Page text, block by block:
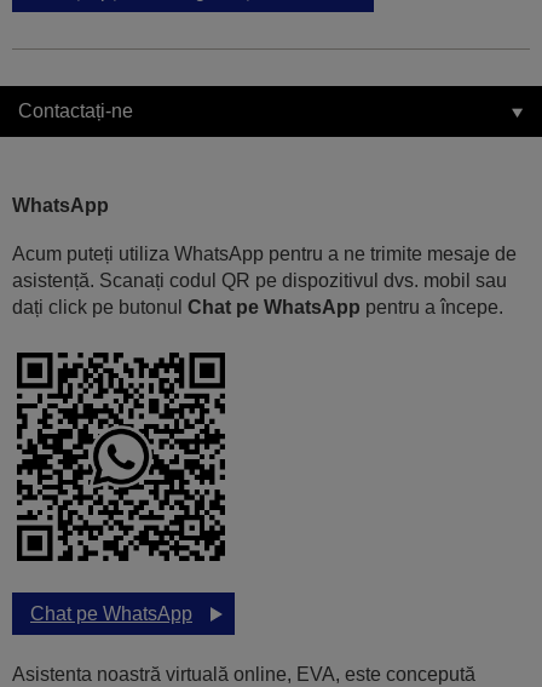
Contactați-ne
WhatsApp
Acum puteți utiliza WhatsApp pentru a ne trimite mesaje de
asistență. Scanați codul QR pe dispozitivul dvs. mobil sau
dați click pe butonul Chat pe WhatsApp pentru a începe.
Chat pe WhatsApp
Asistenta noastră virtuală online, EVA, este concepută